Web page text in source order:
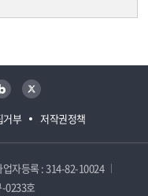
거부 저작권정책
블로그 트위터
업자등록 : 314-82-10024
0233호